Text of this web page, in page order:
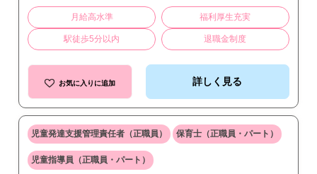
月給高水準 福利厚生充実
駅徒歩5分以内 退職金制度
お気に入りに追加 詳しく見る
児童発達支援管理責任者（正職員） 保育士（正職員・パート）
児童指導員（正職員・パート）